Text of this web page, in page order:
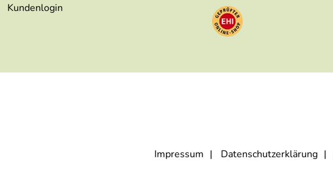
Kundenlogin
Impressum Datenschutzerklärung